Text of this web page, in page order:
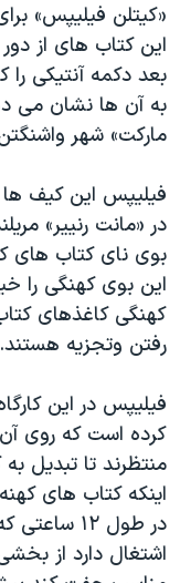
«کیتلن فیلیپس»
این کتاب های از
بعد دکمه آنتیکی را
به آن ها نشان می
مارکت» شهر
فیلیپس این کیف ها
در «مانت رنییر»
بوی نای کتاب های
این بوی کهنگی را
کهنگی کاغذهای
رفتن وتجزیه
فیلیپس در این
کرده است که روی آن
منتظرند تا تبدیل
اینکه کتاب های
در طول ۱۲
اشتغال دارد از